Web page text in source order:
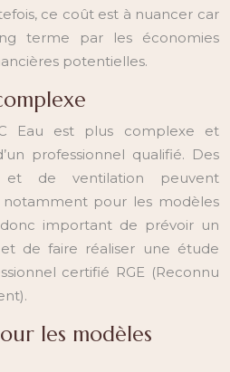
ce coût est à nuancer car
terme par les économies
potentielles.
Eau est plus complexe et
professionnel qualifié. Des
et de ventilation peuvent
notamment pour les modèles
important de prévoir un
de faire réaliser une étude
certifié RGE (Reconnu
les modèles